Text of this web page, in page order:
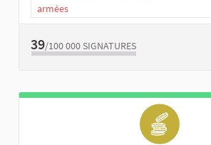
armées
39/100 000 SIGNATURES